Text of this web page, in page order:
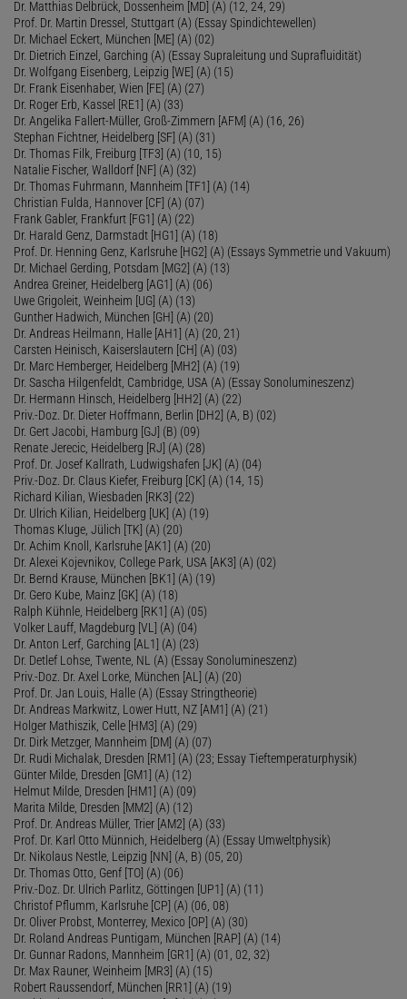
Dr. Matthias Delbrück, Dossenheim [MD] (A) (12, 24, 29)
Prof. Dr. Martin Dressel, Stuttgart (A) (Essay Spindichtewellen)
Dr. Michael Eckert, München [ME] (A) (02)
Dr. Dietrich Einzel, Garching (A) (Essay Supraleitung und Suprafluidität)
Dr. Wolfgang Eisenberg, Leipzig [WE] (A) (15)
Dr. Frank Eisenhaber, Wien [FE] (A) (27)
Dr. Roger Erb, Kassel [RE1] (A) (33)
Dr. Angelika Fallert-Müller, Groß-Zimmern [AFM] (A) (16, 26)
Stephan Fichtner, Heidelberg [SF] (A) (31)
Dr. Thomas Filk, Freiburg [TF3] (A) (10, 15)
Natalie Fischer, Walldorf [NF] (A) (32)
Dr. Thomas Fuhrmann, Mannheim [TF1] (A) (14)
Christian Fulda, Hannover [CF] (A) (07)
Frank Gabler, Frankfurt [FG1] (A) (22)
Dr. Harald Genz, Darmstadt [HG1] (A) (18)
Prof. Dr. Henning Genz, Karlsruhe [HG2] (A) (Essays Symmetrie und Vakuum)
Dr. Michael Gerding, Potsdam [MG2] (A) (13)
Andrea Greiner, Heidelberg [AG1] (A) (06)
Uwe Grigoleit, Weinheim [UG] (A) (13)
Gunther Hadwich, München [GH] (A) (20)
Dr. Andreas Heilmann, Halle [AH1] (A) (20, 21)
Carsten Heinisch, Kaiserslautern [CH] (A) (03)
Dr. Marc Hemberger, Heidelberg [MH2] (A) (19)
Dr. Sascha Hilgenfeldt, Cambridge, USA (A) (Essay Sonolumineszenz)
Dr. Hermann Hinsch, Heidelberg [HH2] (A) (22)
Priv.-Doz. Dr. Dieter Hoffmann, Berlin [DH2] (A, B) (02)
Dr. Gert Jacobi, Hamburg [GJ] (B) (09)
Renate Jerecic, Heidelberg [RJ] (A) (28)
Prof. Dr. Josef Kallrath, Ludwigshafen [JK] (A) (04)
Priv.-Doz. Dr. Claus Kiefer, Freiburg [CK] (A) (14, 15)
Richard Kilian, Wiesbaden [RK3] (22)
Dr. Ulrich Kilian, Heidelberg [UK] (A) (19)
Thomas Kluge, Jülich [TK] (A) (20)
Dr. Achim Knoll, Karlsruhe [AK1] (A) (20)
Dr. Alexei Kojevnikov, College Park, USA [AK3] (A) (02)
Dr. Bernd Krause, München [BK1] (A) (19)
Dr. Gero Kube, Mainz [GK] (A) (18)
Ralph Kühnle, Heidelberg [RK1] (A) (05)
Volker Lauff, Magdeburg [VL] (A) (04)
Dr. Anton Lerf, Garching [AL1] (A) (23)
Dr. Detlef Lohse, Twente, NL (A) (Essay Sonolumineszenz)
Priv.-Doz. Dr. Axel Lorke, München [AL] (A) (20)
Prof. Dr. Jan Louis, Halle (A) (Essay Stringtheorie)
Dr. Andreas Markwitz, Lower Hutt, NZ [AM1] (A) (21)
Holger Mathiszik, Celle [HM3] (A) (29)
Dr. Dirk Metzger, Mannheim [DM] (A) (07)
Dr. Rudi Michalak, Dresden [RM1] (A) (23; Essay Tieftemperaturphysik)
Günter Milde, Dresden [GM1] (A) (12)
Helmut Milde, Dresden [HM1] (A) (09)
Marita Milde, Dresden [MM2] (A) (12)
Prof. Dr. Andreas Müller, Trier [AM2] (A) (33)
Prof. Dr. Karl Otto Münnich, Heidelberg (A) (Essay Umweltphysik)
Dr. Nikolaus Nestle, Leipzig [NN] (A, B) (05, 20)
Dr. Thomas Otto, Genf [TO] (A) (06)
Priv.-Doz. Dr. Ulrich Parlitz, Göttingen [UP1] (A) (11)
Christof Pflumm, Karlsruhe [CP] (A) (06, 08)
Dr. Oliver Probst, Monterrey, Mexico [OP] (A) (30)
Dr. Roland Andreas Puntigam, München [RAP] (A) (14)
Dr. Gunnar Radons, Mannheim [GR1] (A) (01, 02, 32)
Dr. Max Rauner, Weinheim [MR3] (A) (15)
Robert Raussendorf, München [RR1] (A) (19)